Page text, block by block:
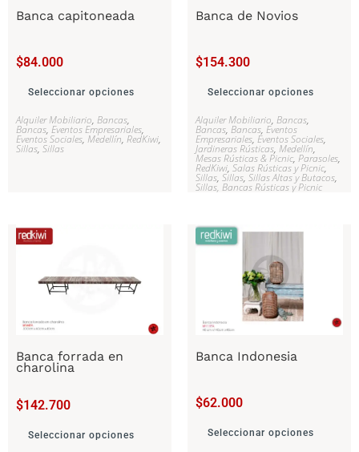
Banca capitoneada
$84.000
Seleccionar opciones
Alquiler Mobiliario, Bancas,
Bancas, Eventos Empresariales,
Eventos Sociales, Medellín, RedKiwi,
Sillas, Sillas
Banca de Novios
$154.300
Seleccionar opciones
Alquiler Mobiliario, Bancas,
Bancas, Bancas, Eventos
Empresariales, Eventos Sociales,
Jardineras Rústicas, Medellín,
Mesas Rústicas & Picnic, Parasoles,
RedKiwi, Salas Rústicas y Picnic,
Sillas, Sillas, Sillas Altas y Butacos,
Sillas, Bancas Rústicas y Picnic
Banca forrada en
charolina
$142.700
Seleccionar opciones
Banca Indonesia
$62.000
Seleccionar opciones